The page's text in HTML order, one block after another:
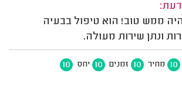
דעת:
היה ממש טוב! הוא טיפול בבעיה
ונתן שירות מעולה.
10 מחיר 10 זמנים 10 יחס 10